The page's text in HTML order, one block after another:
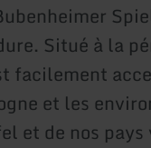
Situé à la
facilement
et les
et de nos